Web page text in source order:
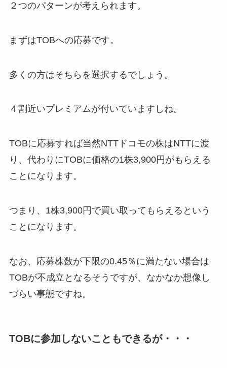
２つのパターンが考えられます。
まずはTOBへの応募です。
多くの方はそちらを選択するでしょう。
４割近いプレミアムが付いていますしね。
TOBに応募すれば当然NTTドコモの株はNTTに渡
り、代わりにTOBに価格の1株3,900円がもらえる
ことになります。
つまり、1株3,900円で買い取ってもらえるという
ことになります。
なお、応募株数が下限の0.45％に満たない場合は
TOBが不成立となるそうですが、なかなか想像し
づらい事態ですね。
TOBに参加しないこともできるが・・・